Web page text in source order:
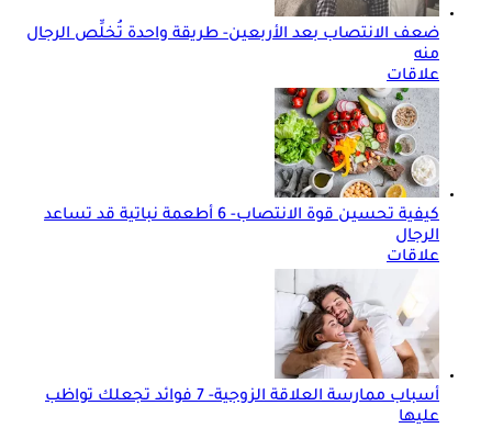
ضعف الانتصاب بعد الأربعين- طريقة واحدة تُخلِّص الرجال
منه
علاقات
كيفية تحسين قوة الانتصاب- 6 أطعمة نباتية قد تساعد
الرجال
علاقات
أسباب ممارسة العلاقة الزوجية- 7 فوائد تجعلك تواظب
عليها